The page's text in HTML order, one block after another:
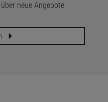
neue Angebote